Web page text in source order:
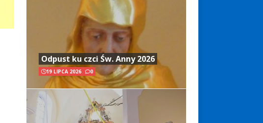
Odpust ku czci Św. Anny 2026
19 LIPCA 2026 0